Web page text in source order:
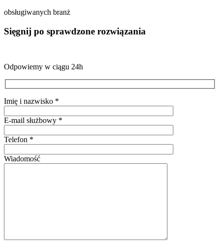
obsługiwanych branż
Sięgnij po sprawdzone rozwiązania
Odpowiemy w ciągu 24h
Imię i nazwisko *
E-mail służbowy *
Telefon *
Wiadomość